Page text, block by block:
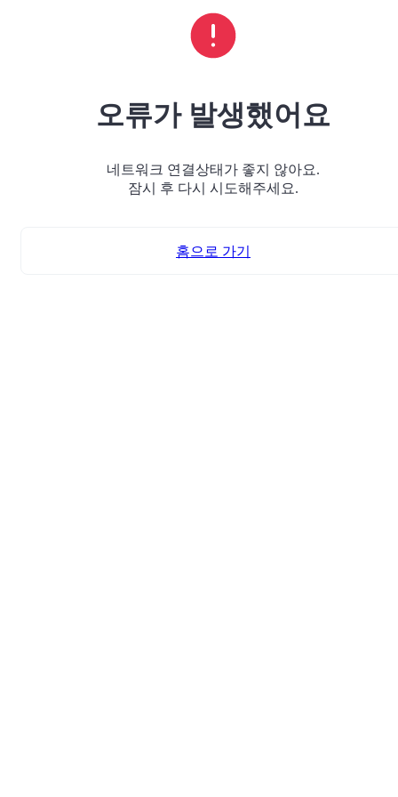
오류가 발생했어요
네트워크 연결상태가 좋지 않아요.
잠시 후 다시 시도해주세요.
홈으로 가기